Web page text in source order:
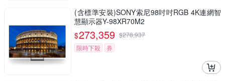
(含標準安裝)SONY索尼98吋吋RGB 4K連網智
慧顯示器Y-98XR70M2
$273,359 $278,937
限時下殺
券